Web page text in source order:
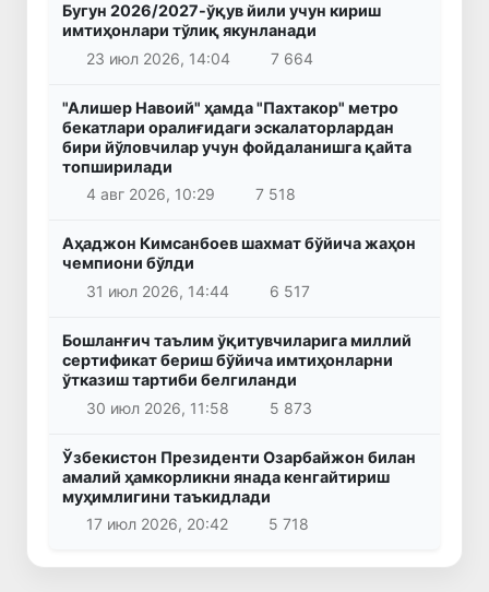
Бугун 2026/2027-ўқув йили учун кириш
имтиҳонлари тўлиқ якунланади
23 июл 2026, 14:04
7 664
"Алишер Навоий" ҳамда "Пахтакор" метро
бекатлари оралиғидаги эскалаторлардан
бири йўловчилар учун фойдаланишга қайта
топширилади
4 авг 2026, 10:29
7 518
Аҳаджон Кимсанбоев шахмат бўйича жаҳон
чемпиони бўлди
31 июл 2026, 14:44
6 517
Бошланғич таълим ўқитувчиларига миллий
сертификат бериш бўйича имтиҳонларни
ўтказиш тартиби белгиланди
30 июл 2026, 11:58
5 873
Ўзбекистон Президенти Озарбайжон билан
амалий ҳамкорликни янада кенгайтириш
муҳимлигини таъкидлади
17 июл 2026, 20:42
5 718